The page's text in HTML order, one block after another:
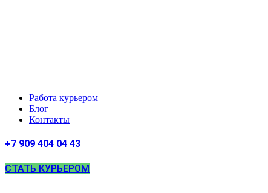
Работа курьером
Блог
Контакты
+7 909 404 04 43
СТАТЬ КУРЬЕРОМ